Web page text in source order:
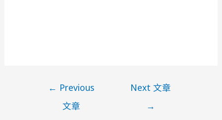
← Previous
文章
Next 文章
→